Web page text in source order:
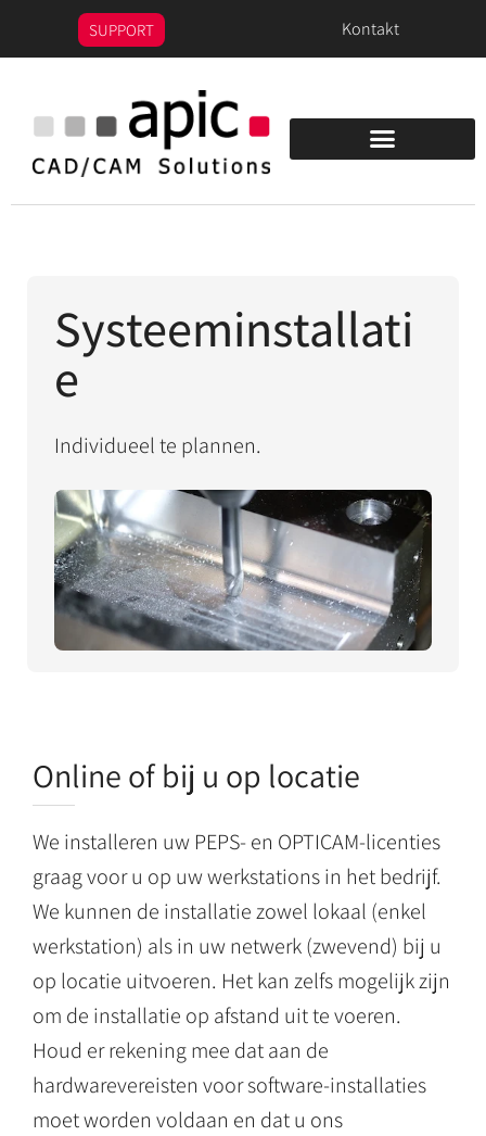
inhoud
SUPPORT Kontakt
Systeeminstallati
e
Individueel te plannen.
Online of bij u op locatie
We installeren uw PEPS- en OPTICAM-licenties
graag voor u op uw werkstations in het bedrijf.
We kunnen de installatie zowel lokaal (enkel
werkstation) als in uw netwerk (zwevend) bij u
op locatie uitvoeren. Het kan zelfs mogelijk zijn
om de installatie op afstand uit te voeren.
Houd er rekening mee dat aan de
hardwarevereisten voor software-installaties
moet worden voldaan en dat u ons